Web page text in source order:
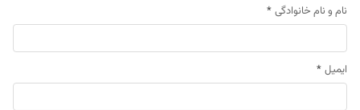
نام و نام خانوادگی *
ایمیل *